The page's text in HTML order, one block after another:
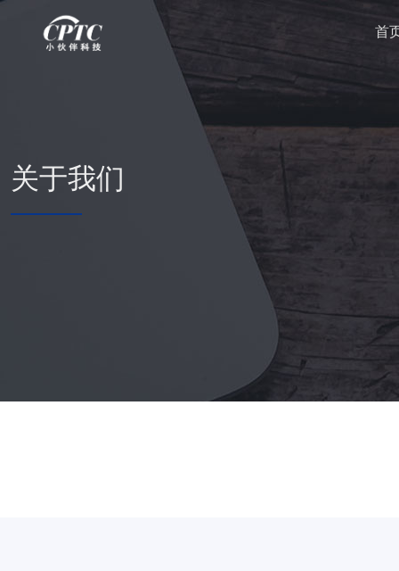
首
关于我们